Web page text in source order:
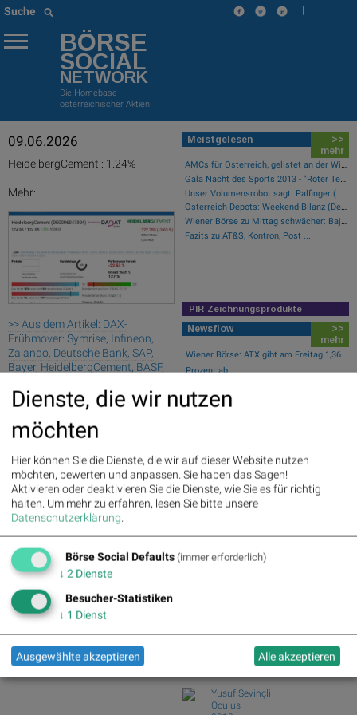
Suche |
BÖRSE
SOCIAL
NETWORK
Die Homebase
österreichischer Aktien
09.06.2026
HeidelbergCement : 1.24%
Mehr:
>> Aus dem Artikel: DAX-
Frühmover: Symrise, Infineon,
Zalando, Deutsche Bank, SAP,
Bayer, HeidelbergCement, BASF,
Siemens Energy
Palfinger : 1.32%
voestalpine : 0.23%
Uniqa : 0.05%» Details
DO&CO : 0.00%» Details
Erste Group : -1.19%» Details
Bawag : -1.34%» Details
Strabag : -1.56%» Details
AT&S : -2.23%» Details
Österreichische Post : -4.48%»
Details
Meistgelesen
>>
mehr
AMCs für Österreich, gelistet an der Wiener Börse
Gala Nacht des Sports 2013 - "Roter Teppich"
Unser Volumensrobot sagt: Palfinger (#gabb Radar)
Österreich-Depots: Weekend-Bilanz (Depot Kommentar)
Wiener Börse zu Mittag schwächer: Bajaj Mobility, FACC und Agrana gesucht
Fazits zu AT&S, Kontron, Post ...
PIR-Zeichnungsprodukte
Newsflow
>>
mehr
Wiener Börse: ATX gibt am Freitag 1,36
Prozent ab
Marinomed steigt 8...
Wienerberger, Pal...
Wiener Börse Party #1216: ATX
schwächer, Bajaj Mo...
Börse Social Club Board
Ralph Gibson
The Somnambulist
Lustrum Press
Yusuf Sevinçli
Oculus
Dienste, die wir nutzen
möchten
Hier können Sie die Dienste, die wir auf dieser Website nutzen
möchten, bewerten und anpassen. Sie haben das Sagen!
Aktivieren oder deaktivieren Sie die Dienste, wie Sie es für richtig
halten. Um mehr zu erfahren, lesen Sie bitte unsere
Datenschutzerklärung.
Börse Social Defaults (immer erforderlich)
↓ 2 Dienste
Besucher-Statistiken
↓ 1 Dienst
Ausgewählte akzeptieren Alle akzeptieren